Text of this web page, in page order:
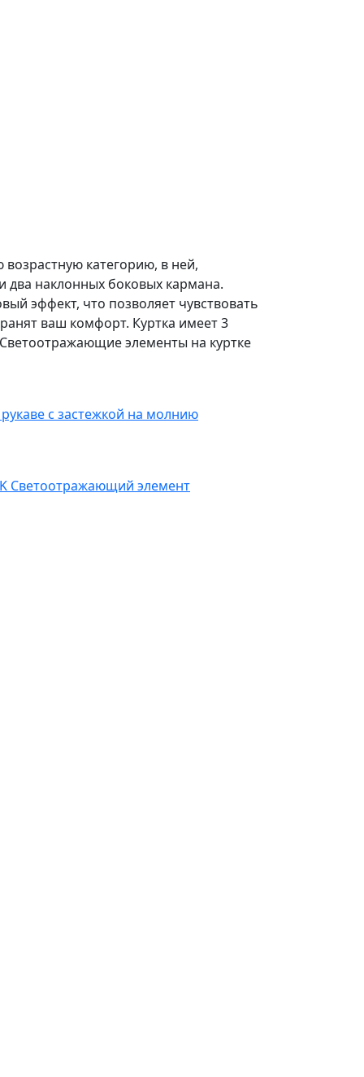
категорию, в ней,
два наклонных боковых кармана.
эффект, что позволяет чувствовать
ваш комфорт. Куртка имеет 3
элементы на куртке
с застежкой на молнию
Светоотражающий элемент